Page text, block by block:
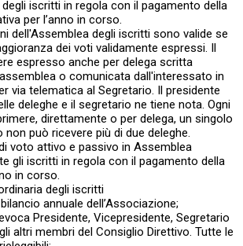
degli iscritti in regola con il pagamento della
per l’anno in corso.
dell'Assemblea degli iscritti sono valide se
dei voti validamente espressi. Il
espresso anche per delega scritta
o comunicata dall'interessato in
via telematica al Segretario. Il presidente
deleghe e il segretario ne tiene nota. Ogni
direttamente o per delega, un singolo
non può ricevere più di due deleghe.
voto attivo e passivo in Assemblea
gli iscritti in regola con il pagamento della
in corso.
degli iscritti
annuale dell’Associazione;
Presidente, Vicepresidente, Segretario
altri membri del Consiglio Direttivo. Tutte le